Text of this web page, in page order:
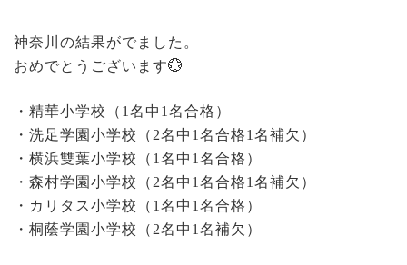
神奈川の結果がでました。
おめでとうございます💮
・精華小学校（1名中1名合格）
・洗足学園小学校（2名中1名合格1名補欠）
・横浜雙葉小学校（1名中1名合格）
・森村学園小学校（2名中1名合格1名補欠）
・カリタス小学校（1名中1名合格）
・桐蔭学園小学校（2名中1名補欠）